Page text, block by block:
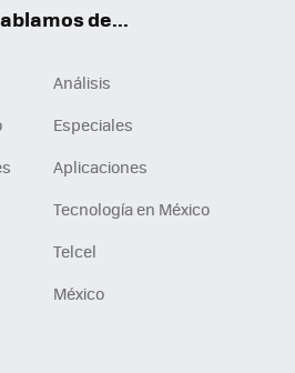
de...
Análisis
Especiales
Aplicaciones
Tecnología en México
Telcel
México